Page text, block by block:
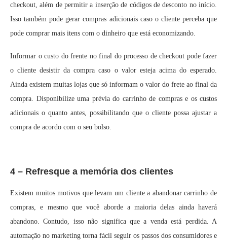
checkout, além de permitir a inserção de códigos de desconto no início.
Isso também pode gerar compras adicionais caso o cliente perceba que
pode comprar mais itens com o dinheiro que está economizando.
Informar o custo do frente no final do processo de checkout pode fazer
o cliente desistir da compra caso o valor esteja acima do esperado.
Ainda existem muitas lojas que só informam o valor do frete ao final da
compra. Disponibilize uma prévia do carrinho de compras e os custos
adicionais o quanto antes, possibilitando que o cliente possa ajustar a
compra de acordo com o seu bolso.
4 – Refresque a memória dos clientes
Existem muitos motivos que levam um cliente a abandonar carrinho de
compras, e mesmo que você aborde a maioria delas ainda haverá
abandono. Contudo, isso não significa que a venda está perdida. A
automação no marketing torna fácil seguir os passos dos consumidores e